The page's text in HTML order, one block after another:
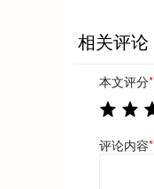
相关评论
本文评分*
评论内容*